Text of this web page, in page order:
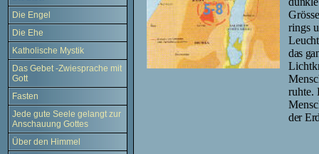
Die Engel
Die Ehe
Katholische Mystik
Das Gebet -Zwiesprache mit
Gott
Fasten
Jede gute Seele gelangt zur
Anschauung Gottes
Über den Himmel
rings
das
ruhte.
der